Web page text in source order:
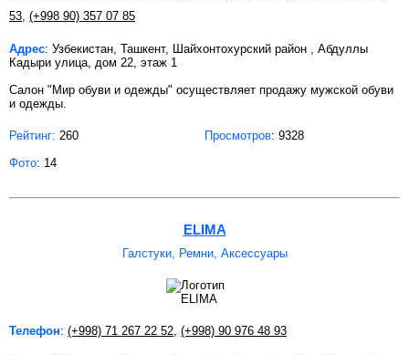
53 (+998 90) 357 07 85
Адрес: Узбекистан, Ташкент, Шайхонтохурский район , Абдуллы
Кадыри улица, дом 22, этаж 1
Салон "Мир обуви и одежды" осуществляет продажу мужской обуви
и одежды.
Рейтинг: 260 Просмотров: 9328
Фото: 14
ELIMA
Галстуки, Ремни, Аксессуары
Телефон: (+998) 71 267 22 52 (+998) 90 976 48 93